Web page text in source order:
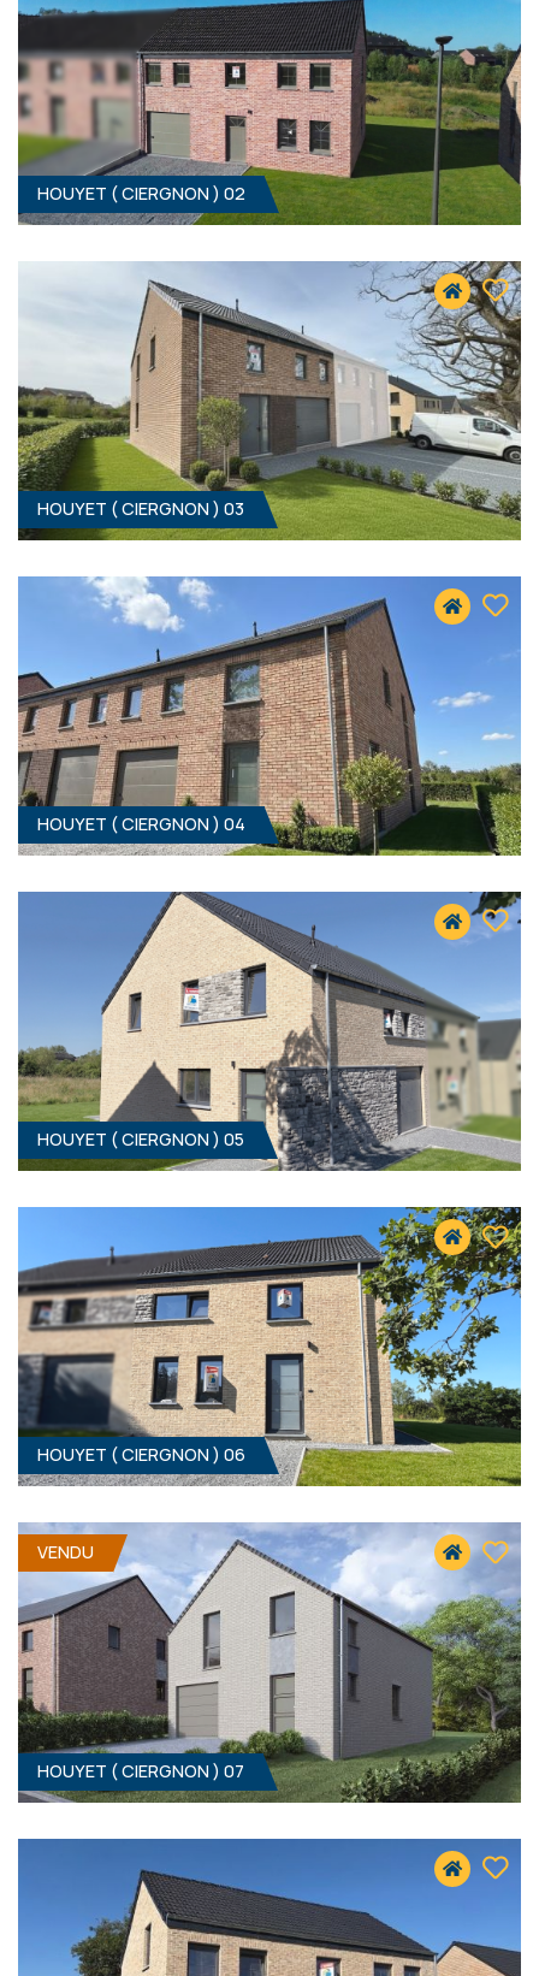
5560 CIERGNON
319 000 € HF*
5560 CIERGNON
319 000 € HF*
HOUYET ( CIERGNON ) 02
5560 CIERGNON
309 000 € HF*
HOUYET ( CIERGNON ) 03
309 000 € HF*
HOUYET ( CIERGNON ) 04
5560 CIERGNON
309 000 € HF*
HOUYET ( CIERGNON ) 05
5560 CIERGNON
319 000 € HF*
HOUYET ( CIERGNON ) 06
HOUYET ( CIERGNON ) 07
VENDU